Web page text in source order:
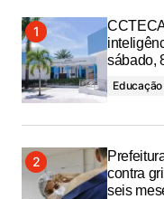
sábado,
contra
seis